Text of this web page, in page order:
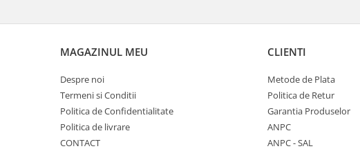
MAGAZINUL MEU
Despre noi
Termeni si Conditii
Politica de Confidentialitate
Politica de livrare
CONTACT
CLIENTI
Metode de Plata
Politica de Retur
Garantia Produselor
ANPC
ANPC - SAL